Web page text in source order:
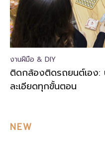
งานฝีมือ & DIY
ติดกล้องติดรถยนต์เอง:
ละเอียดทุกขั้นตอน
NEW